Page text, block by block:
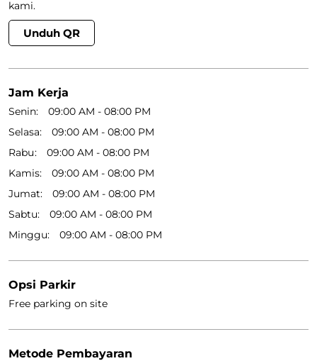
kami.
Unduh QR
Jam Kerja
Senin
09:00 AM - 08:00 PM
Selasa
09:00 AM - 08:00 PM
Rabu
09:00 AM - 08:00 PM
Kamis
09:00 AM - 08:00 PM
Jumat
09:00 AM - 08:00 PM
Sabtu
09:00 AM - 08:00 PM
Minggu
09:00 AM - 08:00 PM
Opsi Parkir
Free parking on site
Metode Pembayaran